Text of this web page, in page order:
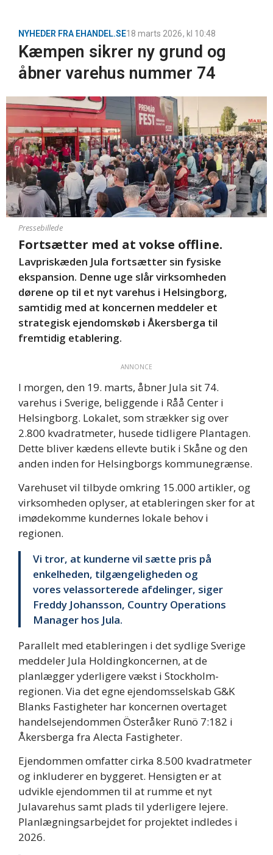
NYHEDER FRA EHANDEL.SE18 marts 2026, kl 10:48
Kæmpen sikrer ny grund og
åbner varehus nummer 74
Pressebillede
Fortsætter med at vokse offline.
Lavpriskæden Jula fortsætter sin fysiske
ekspansion. Denne uge slår virksomheden
dørene op til et nyt varehus i Helsingborg,
samtidig med at koncernen meddeler et
strategisk ejendomskøb i Åkersberga til
fremtidig etablering.
ANNONCE
I morgen, den 19. marts, åbner Jula sit 74.
varehus i Sverige, beliggende i Råå Center i
Helsingborg. Lokalet, som strækker sig over
2.800 kvadratmeter, husede tidligere Plantagen.
Dette bliver kædens ellevte butik i Skåne og den
anden inden for Helsingborgs kommunegrænse.
Varehuset vil tilbyde omkring 15.000 artikler, og
virksomheden oplyser, at etableringen sker for at
imødekomme kundernes lokale behov i
regionen.
Vi tror, at kunderne vil sætte pris på
enkelheden, tilgængeligheden og
vores velassorterede afdelinger, siger
Freddy Johansson, Country Operations
Manager hos Jula.
Parallelt med etableringen i det sydlige Sverige
meddeler Jula Holdingkoncernen, at de
planlægger yderligere vækst i Stockholm-
regionen. Via det egne ejendomsselskab G&K
Blanks Fastigheter har koncernen overtaget
handelsejendommen Österåker Runö 7:182 i
Åkersberga fra Alecta Fastigheter.
Ejendommen omfatter cirka 8.500 kvadratmeter
og inkluderer en byggeret. Hensigten er at
udvikle ejendommen til at rumme et nyt
Julavarehus samt plads til yderligere lejere.
Planlægningsarbejdet for projektet indledes i
2026.